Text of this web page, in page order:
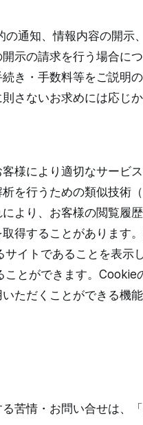
通知、情報内容の開示
示の請求を行う場合に
き・手数料等をご説明
さないお求めには応じか
様により適切なサービ
を行うための類似技術
より、お客様の閲覧履
得することがあります
イトであることを表示
とができます。Cookie
ただくことができる機
苦情・お問い合せは、